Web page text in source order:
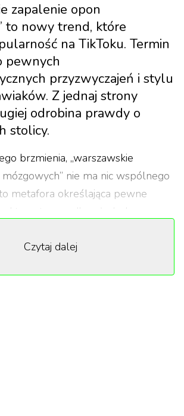
zapalenie opon
to nowy trend, które
na TikToku. Termin
pewnych
przyzwyczajeń i stylu
Z jednaj strony
odrobina prawdy o
stolicy.
brzmienia, „warszawskie
nie ma nic wspólnego
metafora określająca pewne
dla młodych
dzielą się swoimi
Czytaj dalej